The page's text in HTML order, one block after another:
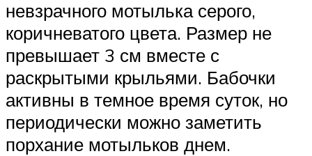
невзрачного мотылька серого,
коричневатого цвета. Размер не
превышает 3 см вместе с
раскрытыми крыльями. Бабочки
активны в темное время суток, но
периодически можно заметить
порхание мотыльков днем.